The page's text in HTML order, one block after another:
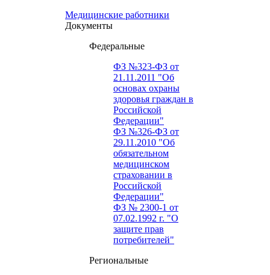
Медицинские работники
Документы
Федеральные
ФЗ №323-ФЗ от
21.11.2011 "Об
основах охраны
здоровья граждан в
Российской
Федерации"
ФЗ №326-ФЗ от
29.11.2010 "Об
обязательном
медицинском
страховании в
Российской
Федерации"
ФЗ № 2300-1 от
07.02.1992 г. "О
защите прав
потребителей"
Региональные